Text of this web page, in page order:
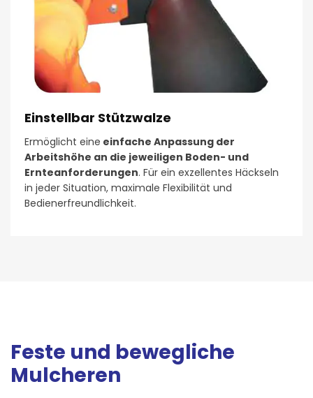
Einstellbar Stützwalze
Ermöglicht eine einfache Anpassung der
Arbeitshöhe an die jeweiligen Boden- und
Ernteanforderungen. Für ein exzellentes Häckseln
in jeder Situation, maximale Flexibilität und
Bedienerfreundlichkeit.
Feste und bewegliche
Mulcheren